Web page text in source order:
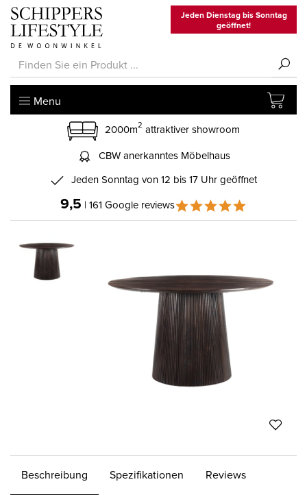
Jeden Dienstag bis Sonntag
geöffnet!
Menu
2000m2 attraktiver showroom
CBW anerkanntes Möbelhaus
Jeden Sonntag von 12 bis 17 Uhr geöffnet
9,5 | 161 Google reviews
Beschreibung Spezifikationen Reviews